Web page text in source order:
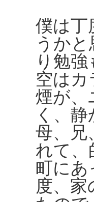
僕は丁
うか
り勉
空はカ
煙が、
く、
母、兄
れて、
町にあ
度、